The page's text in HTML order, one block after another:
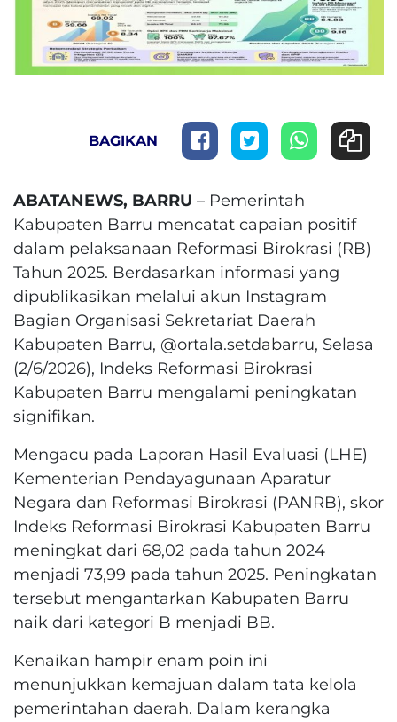
BAGIKAN
ABATANEWS, BARRU – Pemerintah
Kabupaten Barru mencatat capaian positif
dalam pelaksanaan Reformasi Birokrasi (RB)
Tahun 2025. Berdasarkan informasi yang
dipublikasikan melalui akun Instagram
Bagian Organisasi Sekretariat Daerah
Kabupaten Barru, @ortala.setdabarru, Selasa
(2/6/2026), Indeks Reformasi Birokrasi
Kabupaten Barru mengalami peningkatan
signifikan.
Mengacu pada Laporan Hasil Evaluasi (LHE)
Kementerian Pendayagunaan Aparatur
Negara dan Reformasi Birokrasi (PANRB), skor
Indeks Reformasi Birokrasi Kabupaten Barru
meningkat dari 68,02 pada tahun 2024
menjadi 73,99 pada tahun 2025. Peningkatan
tersebut mengantarkan Kabupaten Barru
naik dari kategori B menjadi BB.
Kenaikan hampir enam poin ini
menunjukkan kemajuan dalam tata kelola
pemerintahan daerah. Dalam kerangka